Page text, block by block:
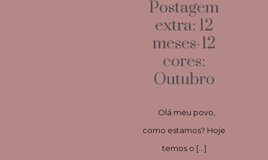
Postagem
extra: 12
meses-12
cores:
Outubro
Olá meu povo,
como estamos? Hoje
temos o […]